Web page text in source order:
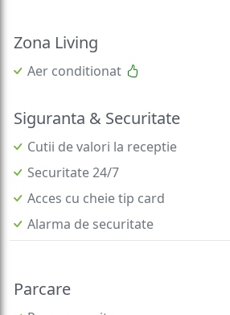
Zona Living
Aer conditionat
Siguranta & Securitate
Cutii de valori la receptie
Securitate 24/7
Acces cu cheie tip card
Alarma de securitate
Parcare